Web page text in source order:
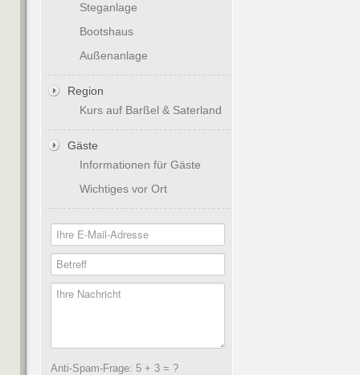
Steganlage
Bootshaus
Außenanlage
Region
Kurs auf Barßel & Saterland
Gäste
Informationen für Gäste
Wichtiges vor Ort
Anti-Spam-Frage: 5 + 3 = ?